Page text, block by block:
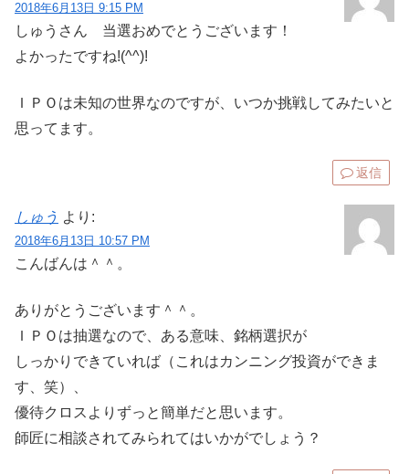
2018年6月13日 9:15 PM
しゅうさん 当選おめでとうございます！
よかったですね!(^^)!
ＩＰＯは未知の世界なのですが、いつか挑戦してみたいと
思ってます。
返信
しゅう より:
2018年6月13日 10:57 PM
こんばんは＾＾。
ありがとうございます＾＾。
ＩＰＯは抽選なので、ある意味、銘柄選択が
しっかりできていれば（これはカンニング投資ができま
す、笑）、
優待クロスよりずっと簡単だと思います。
師匠に相談されてみられてはいかがでしょう？